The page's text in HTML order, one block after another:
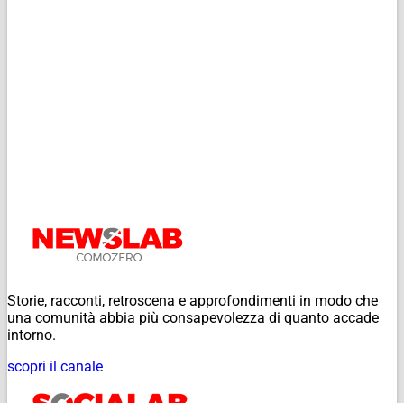
Storie, racconti, retroscena e approfondimenti in modo che
una comunità abbia più consapevolezza di quanto accade
intorno.
scopri il canale